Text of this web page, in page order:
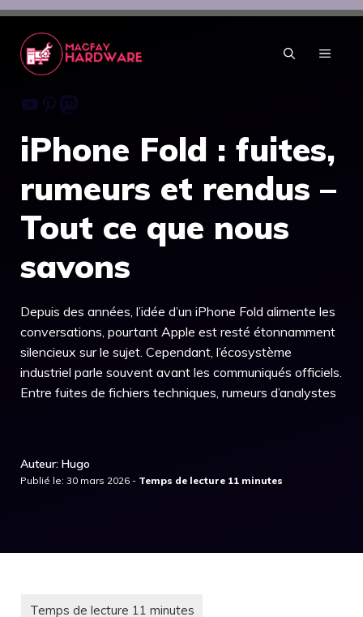
Aller
contenu
MENU
Youtube
Pinterest
Mastodon
iPhone Fold : fuites,
rumeurs et rendus –
Tout ce que nous
savons
Depuis des années, l’idée d’un iPhone Fold alimente les
conversations, pourtant Apple est resté étonnamment
silencieux sur le sujet. Cependant, l’écosystème
industriel parle souvent avant les communiqués officiels.
Entre fuites de fichiers techniques, rumeurs d’analystes
Auteur: Hugo
Publié le: 30 mars 2026 -